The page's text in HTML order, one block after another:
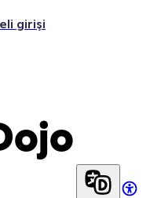
girişi